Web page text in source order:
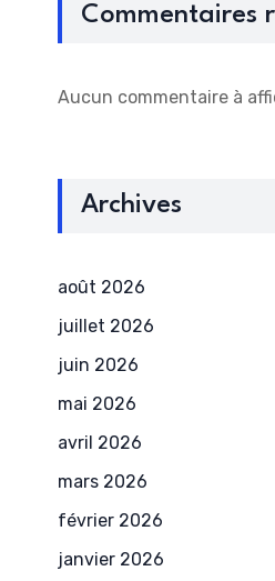
Commentaires
Aucun commentaire à
Archives
août 2026
juillet 2026
juin 2026
mai 2026
avril 2026
mars 2026
février 2026
janvier 2026